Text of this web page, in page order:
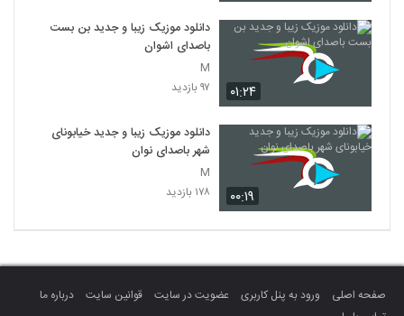
۰۱:۲۴
دانلود موزیک زیبا و جدید بن بست
باصدای اشوان
M
۹۷ بازدید
۰۰:۱۹
دانلود موزیک زیبا و جدید خیابونای
شهر باصدای نوان
M
۱۷۸ بازدید
صفحه اصلی ورود به پنل کاربری عضویت در سایت قوانین سایت
درباره ما